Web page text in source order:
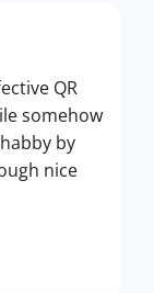
QR
somehow
by
nice